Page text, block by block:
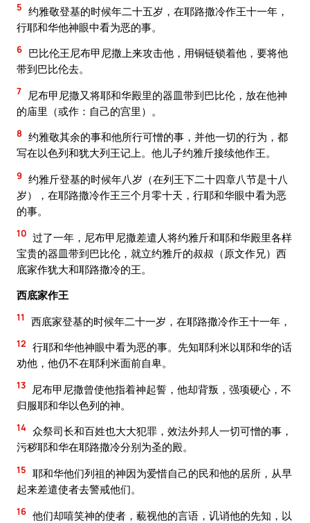
5 约雅敬登基的时候年二十五岁，在耶路撒冷作王十一年，
行耶和华他神眼中看为恶的事。
6 巴比伦王尼布甲尼撒上来攻击他，用铜链锁着他，要将他
带到巴比伦去。
7
尼布甲尼撒又将耶和华殿里的器皿带到巴比伦，放在他神
的庙里（或作：自己的宫里）。
8 约雅敬其余的事和他所行可憎的事，并他一切的行为，都
写在以色列和犹大列王记上。他儿子约雅斤接续他作王。
9 约雅斤登基的时候年八岁（在列王下二十四章八节是十八
岁），在耶路撒冷作王三个月零十天，行耶和华眼中看为恶
的事。
10 过了一年，尼布甲尼撒差遣人将约雅斤和耶和华殿里各样
宝贵的器皿带到巴比伦，就立约雅斤的叔叔（原文作兄）西
底家作犹大和耶路撒冷的王。
西底家作王
11 西底家登基的时候年二十一岁，在耶路撒冷作王十一年，
12 行耶和华他神眼中看为恶的事。先知耶利米以耶和华的话
劝他，他仍不在耶利米面前自卑。
13
尼布甲尼撒曾使他指着神起誓，他却背叛，强项硬心，不
归服耶和华以色列的神。
14 众祭司长和百姓也大大犯罪，效法外邦人一切可憎的事，
污秽耶和华在耶路撒冷分别为圣的殿。
15 耶和华他们列祖的神因为爱惜自己的民和他的居所，从早
起来差遣使者去警戒他们。
16 他们却嘻笑神的使者，藐视他的言语，讥诮他的先知，以